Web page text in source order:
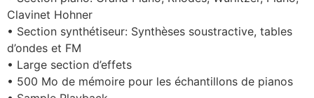
Clavinet Hohner
• Section synthétiseur: Synthèses soustractive, tables
d’ondes et FM
• Large section d’effets
• 500 Mo de mémoire pour les échantillons de pianos